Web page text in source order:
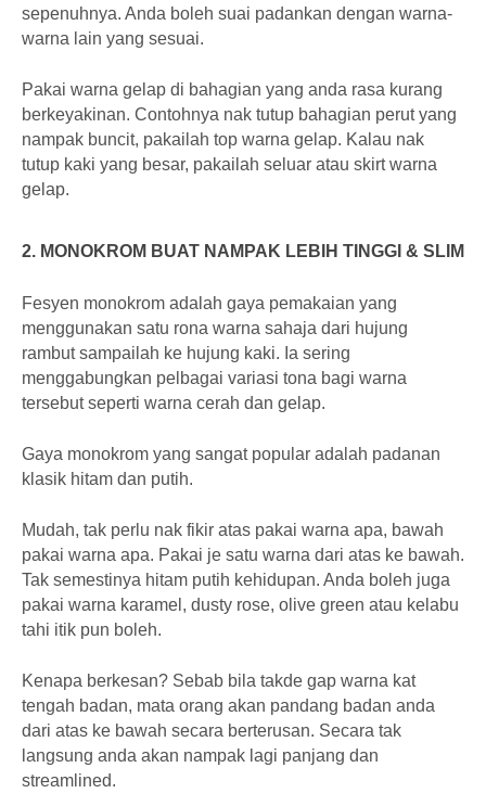
sepenuhnya. Anda boleh suai padankan dengan warna-
warna lain yang sesuai.
Pakai warna gelap di bahagian yang anda rasa kurang
berkeyakinan. Contohnya nak tutup bahagian perut yang
nampak buncit, pakailah top warna gelap. Kalau nak
tutup kaki yang besar, pakailah seluar atau skirt warna
gelap.
2. MONOKROM BUAT NAMPAK LEBIH TINGGI & SLIM
Fesyen monokrom adalah gaya pemakaian yang
menggunakan satu rona warna sahaja dari hujung
rambut sampailah ke hujung kaki. Ia sering
menggabungkan pelbagai variasi tona bagi warna
tersebut seperti warna cerah dan gelap.
Gaya monokrom yang sangat popular adalah padanan
klasik hitam dan putih.
Mudah, tak perlu nak fikir atas pakai warna apa, bawah
pakai warna apa. Pakai je satu warna dari atas ke bawah.
Tak semestinya hitam putih kehidupan. Anda boleh juga
pakai warna karamel, dusty rose, olive green atau kelabu
tahi itik pun boleh.
Kenapa berkesan? Sebab bila takde gap warna kat
tengah badan, mata orang akan pandang badan anda
dari atas ke bawah secara berterusan. Secara tak
langsung anda akan nampak lagi panjang dan
streamlined.